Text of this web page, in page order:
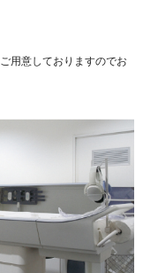
用意しておりますのでお